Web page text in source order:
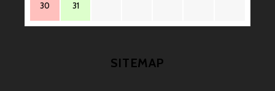
30 31
SITEMAP